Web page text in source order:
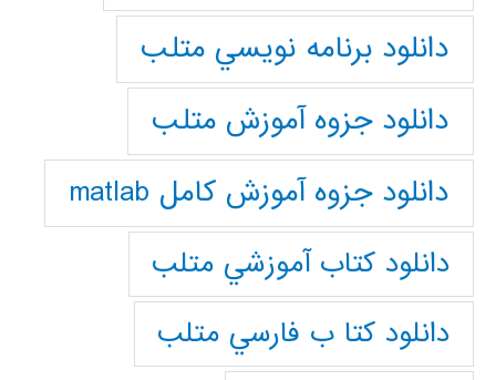
دانلود برنامه نويسي متلب
دانلود جزوه آموزش متلب
دانلود جزوه آموزش کامل matlab
دانلود كتاب آموزشي متلب
دانلود كتا ب فارسي متلب